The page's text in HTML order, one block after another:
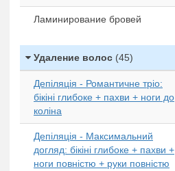
Ламинирование бровей
Удаление волос (45)
Депіляція - Романтичне тріо:
бікіні глибоке + пахви + ноги до
коліна
Депіляція - Максимальний
догляд: бікіні глибоке + пахви +
ноги повністю + руки повністю